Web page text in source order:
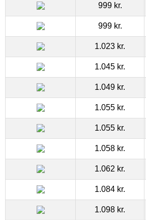
999 kr.
999 kr.
1.023 kr.
1.045 kr.
1.049 kr.
1.055 kr.
1.055 kr.
1.058 kr.
1.062 kr.
1.084 kr.
1.098 kr.